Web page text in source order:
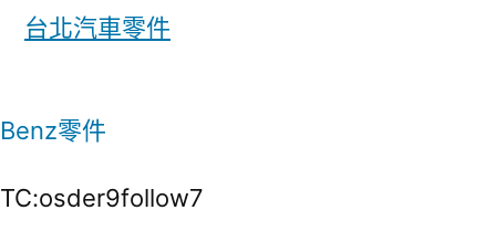
台北汽車零件
Benz零件
TC:osder9follow7